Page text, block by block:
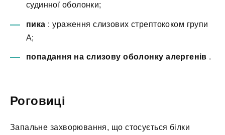
судинної оболонки;
пика : ураження слизових стрептококом групи
А;
попадання на слизову оболонку алергенів .
Роговиці
Запальне захворювання, що стосується білки